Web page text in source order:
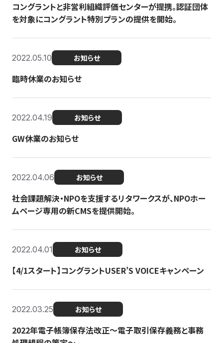
コングラントと非営利組織評価センターが提携。認証団体
を対象にコングラント特別プランの提供を開始。
2022.05.10 お知らせ
臨時休業のお知らせ
2022.04.19 お知らせ
GW休業のお知らせ
2022.04.06 お知らせ
社会課題解決・NPOを支援するリタワークスが、NPOホー
ムページ専用の新CMSを提供開始。
2022.04.01 お知らせ
【4/1スタート】コングラントUSER’S VOICEキャンペーン
2022.03.25 お知らせ
2022年電子帳簿保存法改正～電子取引保存義務と事務